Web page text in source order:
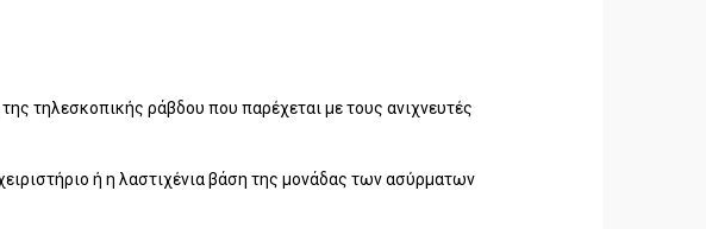
τηλεσκοπικής ράβδου που παρέχεται με τους ανιχνευτές
ή η λαστιχένια βάση της μονάδας των ασύρματων